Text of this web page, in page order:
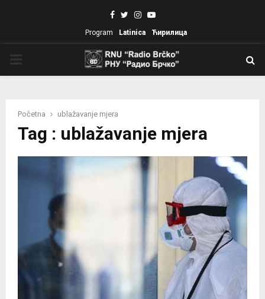
Facebook
TwitterInstagram
Youtube
Program Latinica Ћирилица
Početna ublažavanje mjera
Tag : ublažavanje mjera